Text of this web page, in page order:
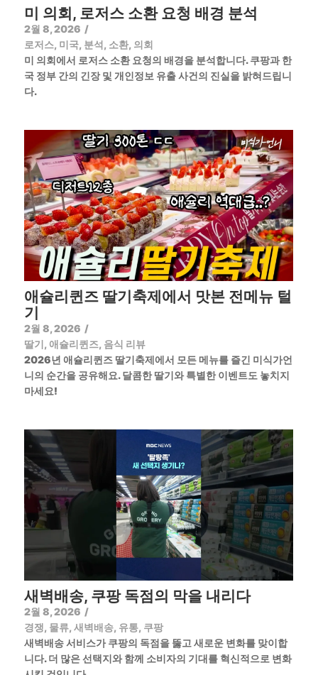
미 의회, 로저스 소환 요청 배경 분석
2월 8, 2026 /
로저스, 미국, 분석, 소환, 의회
미 의회에서 로저스 소환 요청의 배경을 분석합니다. 쿠팡과 한
국 정부 간의 긴장 및 개인정보 유출 사건의 진실을 밝혀드립니
다.
애슐리퀸즈 딸기축제에서 맛본 전메뉴 털
기
2월 8, 2026 /
딸기, 애슐리퀸즈, 음식 리뷰
2026년 애슐리퀸즈 딸기축제에서 모든 메뉴를 즐긴 미식가언
니의 순간을 공유해요. 달콤한 딸기와 특별한 이벤트도 놓치지
마세요!
새벽배송, 쿠팡 독점의 막을 내리다
2월 8, 2026 /
경쟁, 물류, 새벽배송, 유통, 쿠팡
새벽배송 서비스가 쿠팡의 독점을 뚫고 새로운 변화를 맞이합
니다. 더 많은 선택지와 함께 소비자의 기대를 혁신적으로 변화